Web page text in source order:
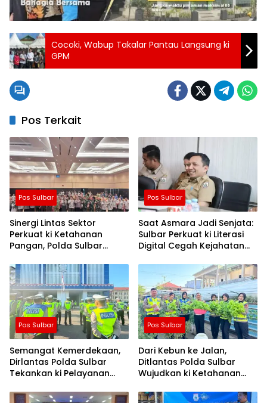
Cocoki, Wabup Takalar Pantau Langsung ki
GPM
Pos Terkait
Pos Sulbar
Sinergi Lintas Sektor
Perkuat ki Ketahanan
Pangan, Polda Sulbar
Sawah dan Mitigasi
Kekeringan
Pos Sulbar
Saat Asmara Jadi Senjata:
Sulbar Perkuat ki Literasi
Digital Cegah Kejahatan
Pos Sulbar
Semangat Kemerdekaan,
Dirlantas Polda Sulbar
Tekankan ki Pelayanan
Menyentuh Hati
Pos Sulbar
Dari Kebun ke Jalan,
Ditlantas Polda Sulbar
Wujudkan ki Ketahanan
untuk Masyarakat